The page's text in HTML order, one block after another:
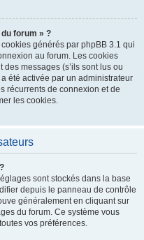
forum » ?
générés par phpBB 3.1 qui
au forum. Les cookies
messages (s’ils sont lus ou
été activée par un administrateur
récurrents de connexion et de
les cookies.
sont stockés dans la base
depuis le panneau de contrôle
généralement en cliquant sur
du forum. Ce système vous
vos préférences.